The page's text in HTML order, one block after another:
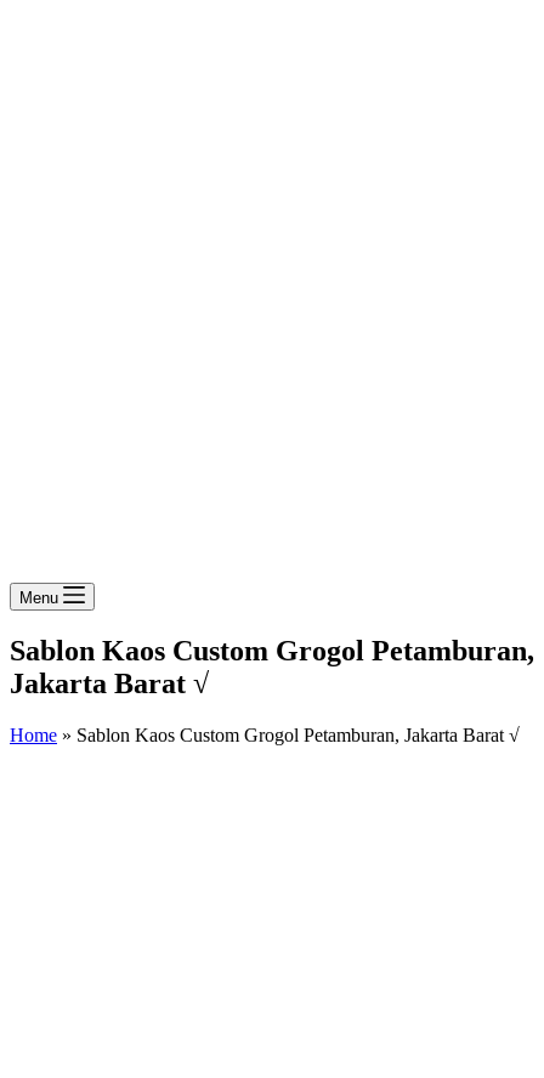
Menu
Sablon Kaos Custom Grogol Petamburan,
Jakarta Barat √
Home » Sablon Kaos Custom Grogol Petamburan, Jakarta Barat √